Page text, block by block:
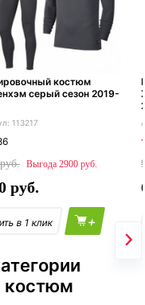
костюм
серый сезон 2019-
113217
2900
+
костюм